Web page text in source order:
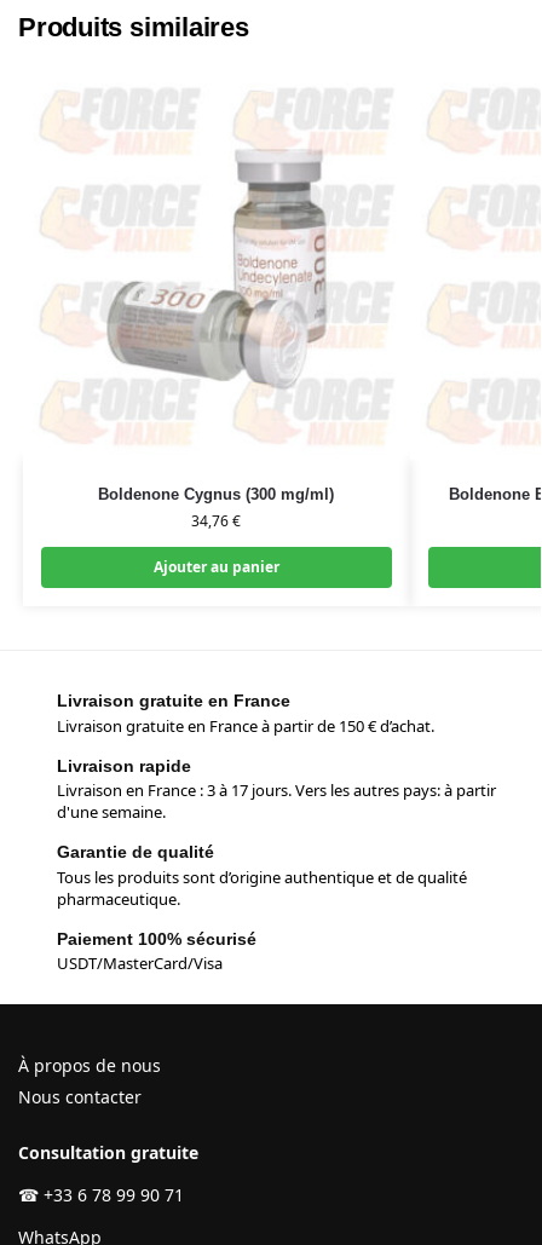
Produits similaires
Boldenone Cygnus (300 mg/ml)
34,76€
Ajouter au panier
Boldenone
Livraison gratuite en France
Livraison gratuite en France à partir de 150 € d’achat.
Livraison rapide
Livraison en France : 3 à 17 jours. Vers les autres pays: à partir
d'une semaine.
Garantie de qualité
Tous les produits sont d’origine authentique et de qualité
pharmaceutique.
Paiement 100% sécurisé
USDT/MasterCard/Visa
À propos de nous
Nous contacter
Consultation gratuite
☎ +33 6 78 99 90 71
WhatsApp